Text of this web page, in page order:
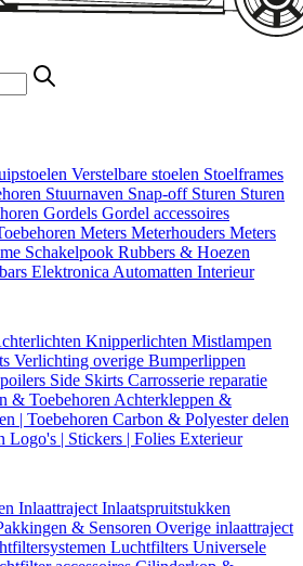
Verstelbare stoelen Stoelframes
Stuurnaven Snap-off Sturen Sturen
Gordels Gordel accessoires
Meters Meterhouders Meters
Schakelpook Rubbers & Hoezen
Elektronica Automatten Interieur
Knipperlichten Mistlampen
Verlichting overige Bumperlippen
Side Skirts Carrosserie reparatie
& Toebehoren Achterkleppen &
| Toebehoren Carbon & Polyester delen
Logo's | Stickers | Folies Exterieur
Inlaattraject Inlaatspruitstukken
& Sensoren Overige inlaattraject
Luchtfilters Universele